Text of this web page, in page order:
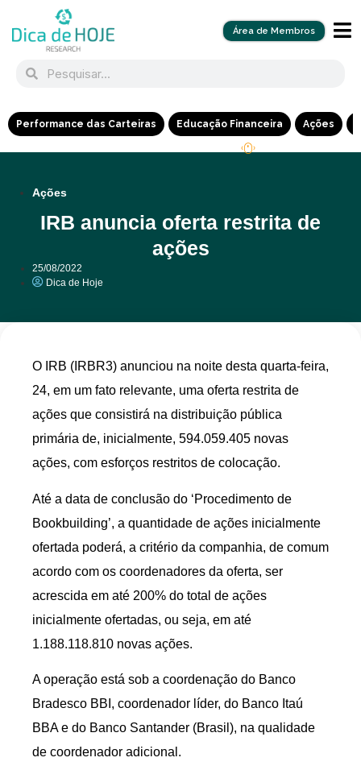
Área de Membros
Performance das Carteiras Educação Financeira Ações
Ações
IRB anuncia oferta restrita de
ações
25/08/2022
Dica de Hoje
O IRB (IRBR3) anunciou na noite desta quarta-feira,
24, em um fato relevante, uma oferta restrita de
ações que consistirá na distribuição pública
primária de, inicialmente, 594.059.405 novas
ações, com esforços restritos de colocação.
Até a data de conclusão do ‘Procedimento de
Bookbuilding’, a quantidade de ações inicialmente
ofertada poderá, a critério da companhia, de comum
acordo com os coordenadores da oferta, ser
acrescida em até 200% do total de ações
inicialmente ofertadas, ou seja, em até
1.188.118.810 novas ações.
A operação está sob a coordenação do Banco
Bradesco BBI, coordenador líder, do Banco Itaú
BBA e do Banco Santander (Brasil), na qualidade
de coordenador adicional.